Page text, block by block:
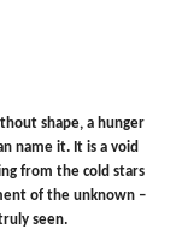
shape, a hunger
name it. It is a void
from the cold stars
of the unknown –
seen.